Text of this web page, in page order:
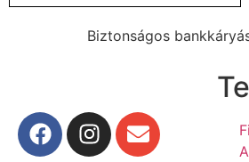
Biztonságos